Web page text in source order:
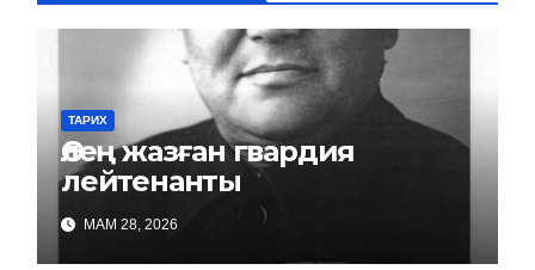
ТАРИХ
Өлең жазған гвардия
лейтенанты
МАМ 28, 2026